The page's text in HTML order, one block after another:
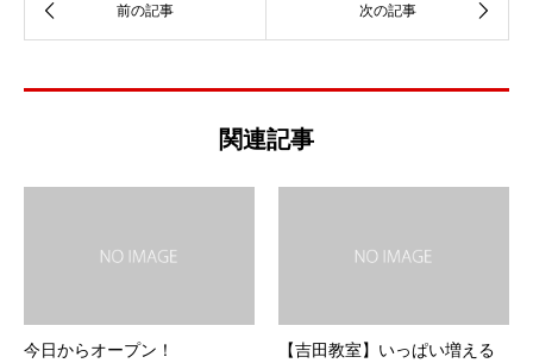
関連記事
今日からオープン！
【吉田教室】いっぱい増える